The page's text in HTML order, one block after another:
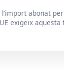
abonat
exigeix